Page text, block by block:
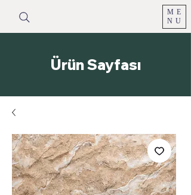
ME
NU
Ürün Sayfası